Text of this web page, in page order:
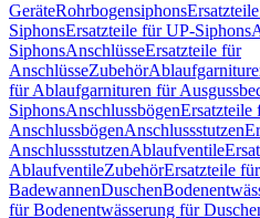
GeräteRohrbogensiphons
SiphonsErsatzteile für UP-Siphons
SiphonsAnschlüsseErsatzteile für
AnschlüsseZubehör
für Ablaufgarnituren für
SiphonsAnschlussbögenErsatzteile
AnschlussbögenAnschlussstutzen
AnschlussstutzenAblaufventile
AblaufventileZubehörErsatzteile
BadewannenDuschen
für Bodenentwässerung für